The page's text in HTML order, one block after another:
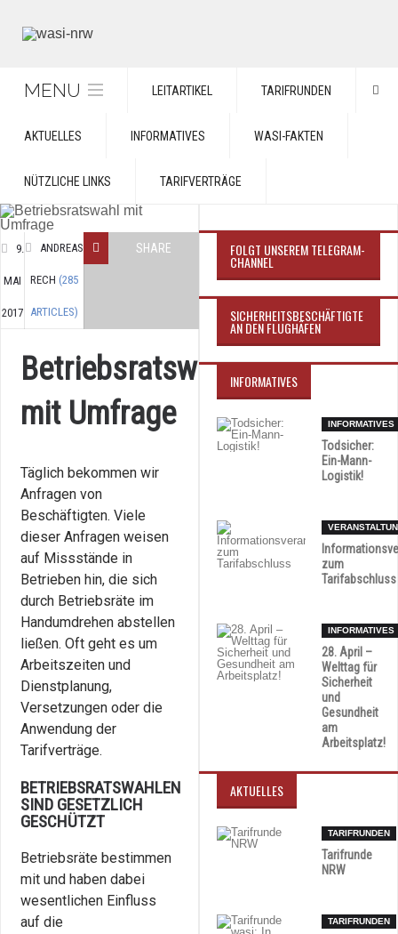
MENU LEITARTIKEL TARIFRUNDEN
AKTUELLES INFORMATIVES WASI-FAKTEN
NÜTZLICHE LINKS TARIFVERTRÄGE
9.
MAI
2017
ANDREAS
RECH (285
ARTICLES)
SHARE
Betriebsratswahl
mit Umfrage
Täglich bekommen wir
Anfragen von
Beschäftigten. Viele
dieser Anfragen weisen
auf Missstände in
Betrieben hin, die sich
durch Betriebsräte im
Handumdrehen abstellen
ließen. Oft geht es um
Arbeitszeiten und
Dienstplanung,
Versetzungen oder die
Anwendung der
Tarifverträge.
BETRIEBSRATSWAHLEN
SIND GESETZLICH
GESCHÜTZT
Betriebsräte bestimmen
mit und haben dabei
wesentlichen Einfluss
auf die
FOLGT UNSEREM TELEGRAM-
CHANNEL
SICHERHEITSBESCHÄFTIGTE
AN DEN FLUGHÄFEN
INFORMATIVES
INFORMATIVES
Todsicher:
Ein-Mann-
Logistik!
zum
Tarifabschluss
INFORMATIVES
28. April –
Welttag für
Sicherheit
und
Gesundheit
am
Arbeitsplatz!
AKTUELLES
TARIFRUNDEN
Tarifrunde
NRW
TARIFRUNDEN